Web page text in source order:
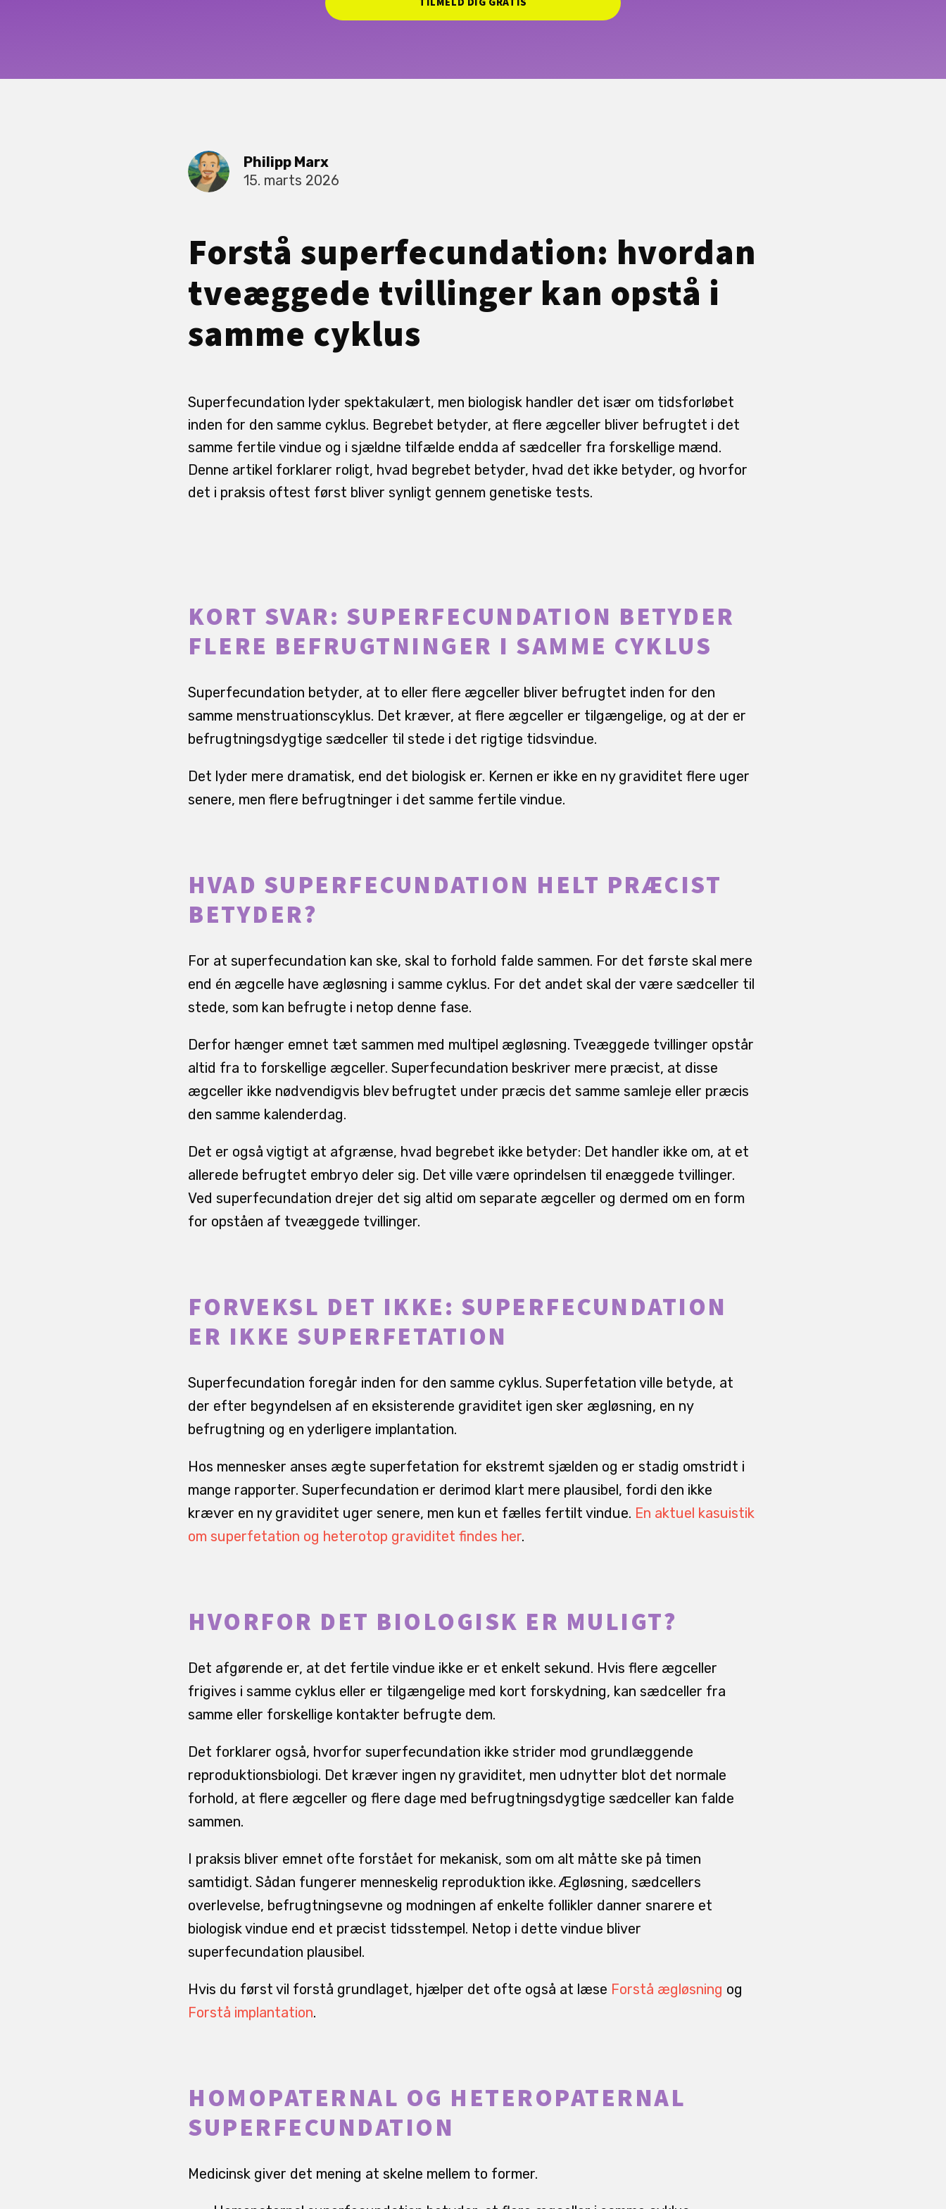
Philipp Marx
15. marts 2026
Forstå superfecundation: hvordan
tveæggede tvillinger kan opstå i
samme cyklus
Superfecundation lyder spektakulært, men biologisk handler det især om tidsforløbet
inden for den samme cyklus. Begrebet betyder, at flere ægceller bliver befrugtet i det
samme fertile vindue og i sjældne tilfælde endda af sædceller fra forskellige mænd.
Denne artikel forklarer roligt, hvad begrebet betyder, hvad det ikke betyder, og hvorfor
det i praksis oftest først bliver synligt gennem genetiske tests.
KORT SVAR: SUPERFECUNDATION BETYDER
FLERE BEFRUGTNINGER I SAMME CYKLUS
Superfecundation betyder, at to eller flere ægceller bliver befrugtet inden for den
samme menstruationscyklus. Det kræver, at flere ægceller er tilgængelige, og at der er
befrugtningsdygtige sædceller til stede i det rigtige tidsvindue.
Det lyder mere dramatisk, end det biologisk er. Kernen er ikke en ny graviditet flere uger
senere, men flere befrugtninger i det samme fertile vindue.
HVAD SUPERFECUNDATION HELT PRÆCIST
BETYDER?
For at superfecundation kan ske, skal to forhold falde sammen. For det første skal mere
end én ægcelle have ægløsning i samme cyklus. For det andet skal der være sædceller til
stede, som kan befrugte i netop denne fase.
Derfor hænger emnet tæt sammen med multipel ægløsning. Tveæggede tvillinger opstår
altid fra to forskellige ægceller. Superfecundation beskriver mere præcist, at disse
ægceller ikke nødvendigvis blev befrugtet under præcis det samme samleje eller præcis
den samme kalenderdag.
Det er også vigtigt at afgrænse, hvad begrebet ikke betyder: Det handler ikke om, at et
allerede befrugtet embryo deler sig. Det ville være oprindelsen til enæggede tvillinger.
Ved superfecundation drejer det sig altid om separate ægceller og dermed om en form
for opståen af tveæggede tvillinger.
FORVEKSL DET IKKE: SUPERFECUNDATION
ER IKKE SUPERFETATION
Superfecundation foregår inden for den samme cyklus. Superfetation ville betyde, at
der efter begyndelsen af en eksisterende graviditet igen sker ægløsning, en ny
befrugtning og en yderligere implantation.
Hos mennesker anses ægte superfetation for ekstremt sjælden og er stadig omstridt i
mange rapporter. Superfecundation er derimod klart mere plausibel, fordi den ikke
kræver en ny graviditet uger senere, men kun et fælles fertilt vindue. En aktuel kasuistik
om superfetation og heterotop graviditet findes her.
HVORFOR DET BIOLOGISK ER MULIGT?
Det afgørende er, at det fertile vindue ikke er et enkelt sekund. Hvis flere ægceller
frigives i samme cyklus eller er tilgængelige med kort forskydning, kan sædceller fra
samme eller forskellige kontakter befrugte dem.
Det forklarer også, hvorfor superfecundation ikke strider mod grundlæggende
reproduktionsbiologi. Det kræver ingen ny graviditet, men udnytter blot det normale
forhold, at flere ægceller og flere dage med befrugtningsdygtige sædceller kan falde
sammen.
I praksis bliver emnet ofte forstået for mekanisk, som om alt måtte ske på timen
samtidigt. Sådan fungerer menneskelig reproduktion ikke. Ægløsning, sædcellers
overlevelse, befrugtningsevne og modningen af enkelte follikler danner snarere et
biologisk vindue end et præcist tidsstempel. Netop i dette vindue bliver
superfecundation plausibel.
Hvis du først vil forstå grundlaget, hjælper det ofte også at læse Forstå ægløsning og
Forstå implantation.
HOMOPATERNAL OG HETEROPATERNAL
SUPERFECUNDATION
Medicinsk giver det mening at skelne mellem to former.